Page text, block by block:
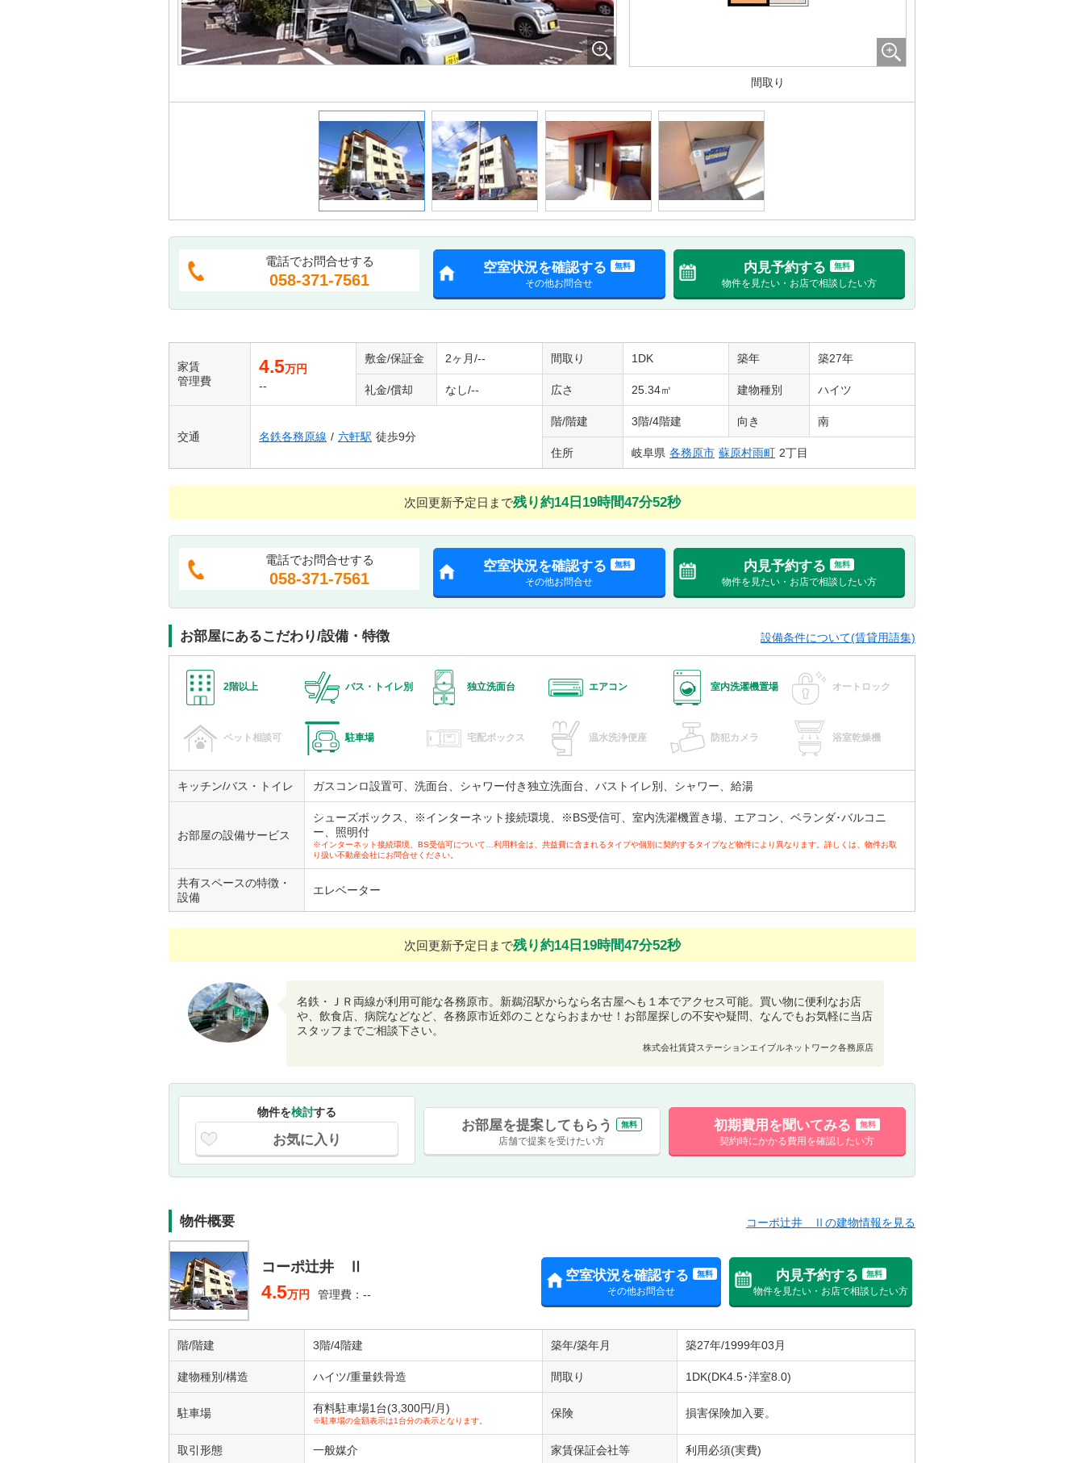
間取り
電話でお問合せする
058-371-7561
空室状況を確認する 無料
その他お問合せ
内見予約する 無料
物件を見たい・お店で相談したい方
家賃
管理費
4.5万円
--
敷金/保証金 2ヶ月/-- 間取り 1DK 築年 築27年
礼金/償却 なし/-- 広さ 25.34㎡ 建物種別 ハイツ
交通 名鉄各務原線 / 六軒駅 徒歩9分
階/階建 3階/4階建 向き 南
住所 岐阜県 各務原市 蘇原村雨町 2丁目
次回更新予定日まで残り約14日19時間47分51秒
電話でお問合せする
058-371-7561
空室状況を確認する 無料
その他お問合せ
内見予約する 無料
物件を見たい・お店で相談したい方
お部屋にあるこだわり/設備・特徴 設備条件について(賃貸用語集)
2階以上 バス・トイレ別 独立洗面台 エアコン 室内洗濯機置場 オートロック
ペット相談可 駐車場 宅配ボックス 温水洗浄便座 防犯カメラ 浴室乾燥機
キッチン/バス・トイレ ガスコンロ設置可、洗面台、シャワー付き独立洗面台、バストイレ別、シャワー、給湯
お部屋の設備サービス
シューズボックス、※インターネット接続環境、※BS受信可、室内洗濯機置き場、エアコン、ベランダ･バルコニ
ー、照明付
※インターネット接続環境、BS受信可について…利用料金は、共益費に含まれるタイプや個別に契約するタイプなど物件により異なります。詳しくは、物件お取
り扱い不動産会社にお問合せください。
共有スペースの特徴・
設備
エレベーター
次回更新予定日まで残り約14日19時間47分51秒
名鉄・ＪＲ両線が利用可能な各務原市。新鵜沼駅からなら名古屋へも１本でアクセス可能。買い物に便利なお店
や、飲食店、病院などなど、各務原市近郊のことならおまかせ！お部屋探しの不安や疑問、なんでもお気軽に当店
スタッフまでご相談下さい。
株式会社賃貸ステーションエイブルネットワーク各務原店
物件を検討する
お気に入り
お部屋を提案してもらう 無料
店舗で提案を受けたい方
初期費用を聞いてみる 無料
契約時にかかる費用を確認したい方
物件概要
コーポ辻井 Ⅱ
4.5万円 管理費：--
空室状況を確認する 無料
その他お問合せ
内見予約する 無料
物件を見たい・お店で相談したい方
コーポ辻井 Ⅱの建物情報を見る
階/階建 3階/4階建 築年/築年月 築27年/1999年03月
建物種別/構造 ハイツ/重量鉄骨造 間取り 1DK(DK4.5･洋室8.0)
駐車場 有料駐車場1台(3,300円/月)
※駐車場の金額表示は1台分の表示となります。
保険 損害保険加入要。
取引形態 一般媒介 家賃保証会社等 利用必須(実費)